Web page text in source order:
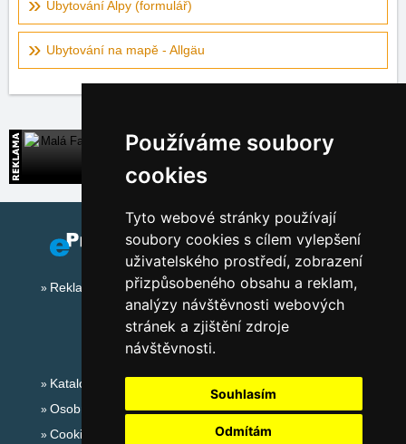
Používáme soubory
cookies
Tyto webové stránky používají
soubory cookies s cílem vylepšení
uživatelského prostředí, zobrazení
přizpůsobeného obsahu a reklam,
analýzy návštěvnosti webových
stránek a zjištění zdroje
návštěvnosti.
Souhlasím
Odmítám
Ubytování Alpy (formulář)
Ubytování na mapě - Allgäu
Malá Fatra
Přímé kontakty na ubytování na Slovensku
Reklama na tomto serveru
Katalog ubytování
Osobní údaje
Cookies